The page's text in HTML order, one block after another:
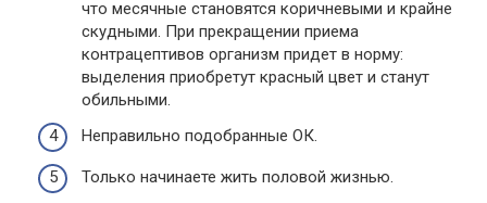
что месячные становятся коричневыми и крайне
скудными. При прекращении приема
контрацептивов организм придет в норму:
выделения приобретут красный цвет и станут
обильными.
Неправильно подобранные ОК.
Только начинаете жить половой жизнью.